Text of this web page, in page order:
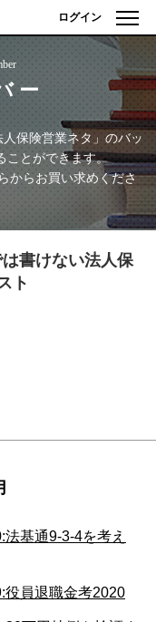
ログイン
ー
保険営業ネタ」 のバッ
ことができます。
からお買い求めくださ
書けない法人保
ト
基通9-3-4を考え
役員退職金考2020